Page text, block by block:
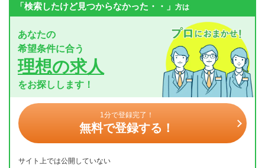
「検索したけど見つからなかった・・」 方は
あなたの
希望条件に合う
理想の求人
をお探しします！
1分で登録完了！
無料で登録する！
サイト上では公開していない